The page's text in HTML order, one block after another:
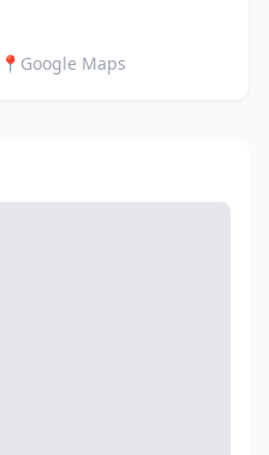
📍 Google Maps